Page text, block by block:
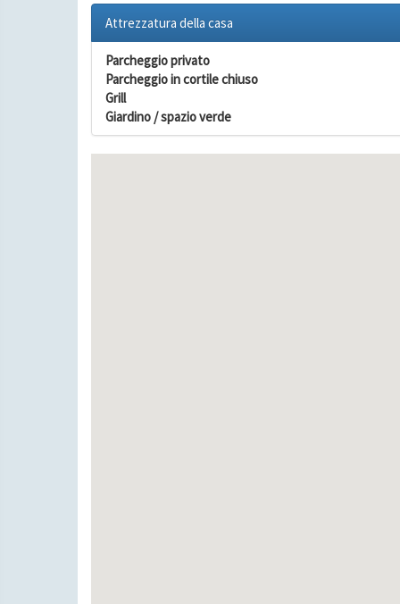
Attrezzatura della casa
Parcheggio privato
Parcheggio in cortile chiuso
Grill
Giardino / spazio verde